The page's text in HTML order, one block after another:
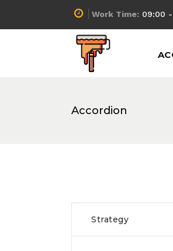
Work Time: 09:00 -
Accordion
Strategy